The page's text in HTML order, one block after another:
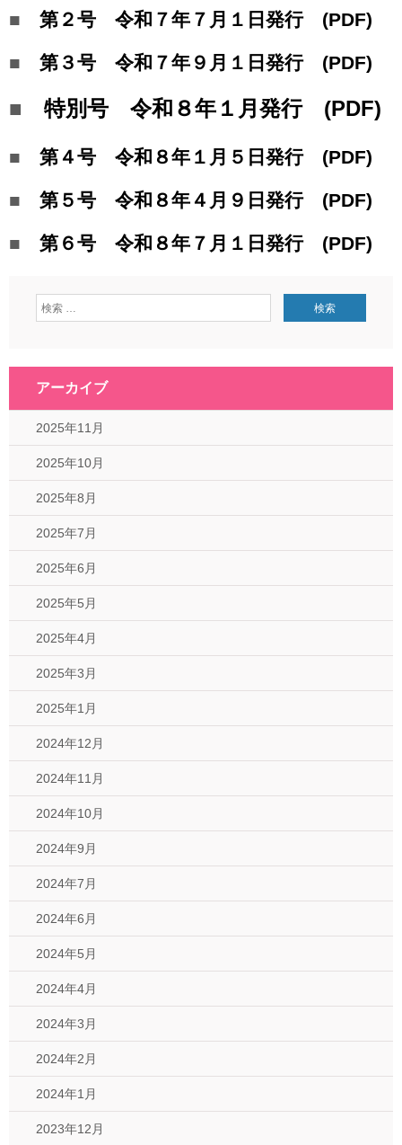
■ 第２号 令和７年７月１日発行 (PDF)
■ 第３号 令和７年９月１日発行 (PDF)
■ 特別号 令和８年１月発行 (PDF)
■ 第４号 令和８年１月５日発行 (PDF)
■ 第５号 令和８年４月９日発行 (PDF)
■ 第６号 令和８年７月１日発行 (PDF)
アーカイブ
2025年11月
2025年10月
2025年8月
2025年7月
2025年6月
2025年5月
2025年4月
2025年3月
2025年1月
2024年12月
2024年11月
2024年10月
2024年9月
2024年7月
2024年6月
2024年5月
2024年4月
2024年3月
2024年2月
2024年1月
2023年12月